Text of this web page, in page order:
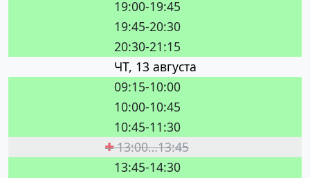
19:00-19:45
19:45-20:30
20:30-21:15
ЧТ, 13 августа
09:15-10:00
10:00-10:45
10:45-11:30
13:00…13:45
13:45-14:30